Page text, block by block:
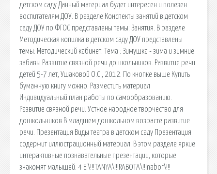
детском саду Данный материал будет интересен и полезен
воспитателям ДОУ. В разделе Конспекты занятий в детском
саду ДОУ по ФГОС представлены темы: Занятия. В разделе
Методическая копилка в детском саду ДОУ представлены
темы: Методический кабинет. Тема : Зимушка - зима и зимние
забавы Развитие связной речи дошкольников. Развитие речи
детей 5-7 лет, Ушаковой О.С., 2012. По кнопке выше Купить
бумажную книгу можно. Разместить материал
Индивидуальный план работы по самообразованию.
Развитие связной речи. Устное народное творчество для
дошкольников В младшем дошкольном возрасте развитие
речи. Презентация Виды театра в детском саду Презентация
содержит иллюстрационный материал. В этом разделе яркие
интерактивные познавательные презентации, которые
знакомят малышей. 4 E:\!!!TANYA\!!!RABOTA\!!!nabor\!!!